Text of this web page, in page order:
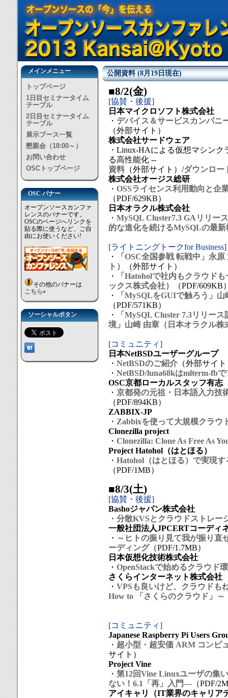
メインメニュー
トップページ
1日目セミナータイム
テーブル
2日目セミナータイム
テーブル
展示ブース一覧
懇親会（18:00～）
お問い合わせ
OSCトップページ
OSC バナー
オープンソースカンファ
レンスのバナーです。
OSCのページへリンクを
貼る際に使うなど、ご自
由にお使いください!
その他のバナーは
こちら»
ソーシャルボタン
公開資料 (8月19日現在)
■8/2(金)
[協賛・後援]
日本マイクロソフト株式会社
・ デバイス＆サービスカンパニ
（外部サイト）
株式会社サードウェア
・Linux-HAによる仮想マシン
る高性能化 --
資料 （外部サイト）/ダウンロー
株式会社オージス総研
・ OSSライセンス利用動向と企
（PDF/629KB）
日本オラクル株式会社
・ MySQL Cluster7.3 GAリリー
的な進化を続けるMySQLの最新
[ライトニングトークfor Business]
・
「OSC全国参戦 転戦中」永
ト）
（外部サイト）
・
「Hatoholで社内もクラウド
ックス株式会社）
（PDF/609KB
・
「MySQLをGUIで触ろう」
（PDF/571KB）
・
「MySQL Cluster 7.3リリー
境」山崎 由章（日本オラクル株
[コミュニティ]
日本NetBSDユーザーグループ
・ NetBSDのご紹介 （外部サイ
・ NetBSD/luna68kはmlterm-fb
OSC京都ローカルスタッフ有志
・ 京都発の元祖・日本語入力技
（PDF/894KB）
ZABBIX-JP
・ Zabbixを使って大規模クラウ
Clonezilla project
・ Clonezilla: Clone As Free As
Project Hatohol（はとほる）
・ Hatohol（はとほる）で実現
（PDF/1MB）
■8/3(土)
[協賛・後援]
Bashoジャパン株式会社
・ 分散KVSとクラウドストレー
一般社団法人JPCERTコーディ
・ ～ヒトの振り見て我が振り
ーディング（PDF/1.7MB）
日本仮想化技術株式会社
・ OpenStackで始めるクラウド
さくらインターネット株式会社
・ VPSも良いけど、クラウドも
How to 「さくらのクラウド」～
[コミュニティ]
Japanese Raspberry Pi Users
・ 超小型・超安価 ARM コンピ
サイト）
Project Vine
・ 第12回Vine Linuxユーザの集
ない！6.1「再」入門― （PDF/
アイキャリ（IT業界のキャリア